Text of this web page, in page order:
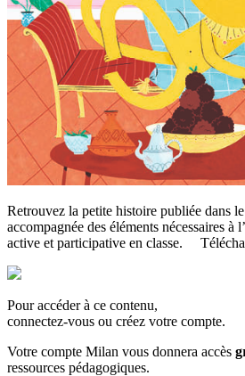
Retrouvez la petite histoire publiée dans
accompagnée des éléments nécessaires à
active et participative en classe.
Pour accéder à ce contenu,
connectez-vous ou créez votre compte.
Votre compte Milan vous donnera accès
ressources pédagogiques.